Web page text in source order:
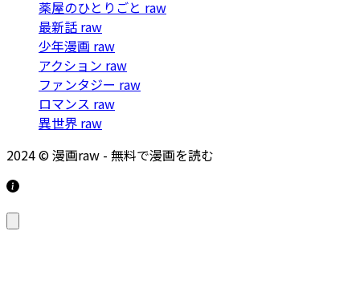
薬屋のひとりごと raw
最新話 raw
少年漫画 raw
アクション raw
ファンタジー raw
ロマンス raw
異世界 raw
2024 © 漫画raw - 無料で漫画を読む